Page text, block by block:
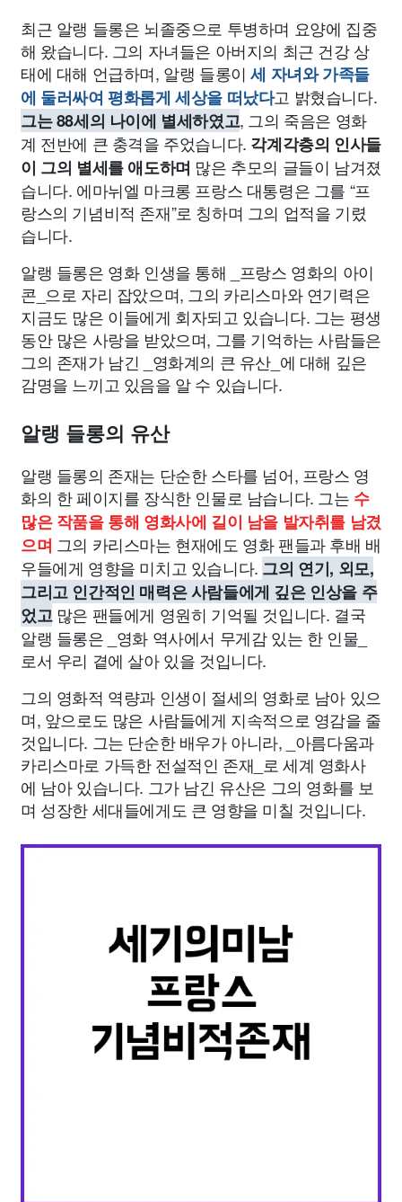
최근 알랭 들롱은 뇌졸중으로 투병하며 요양에 집중
해 왔습니다. 그의 자녀들은 아버지의 최근 건강 상
태에 대해 언급하며, 알랭 들롱이세 자녀와 가족들
에 둘러싸여 평화롭게 세상을 떠났다고 밝혔습니다.
그는 88세의 나이에 별세하였고, 그의 죽음은 영화
계 전반에 큰 충격을 주었습니다. 각계각층의 인사들
이 그의 별세를 애도하며 많은 추모의 글들이 남겨졌
습니다. 에마뉘엘 마크롱 프랑스 대통령은 그를 “프
랑스의 기념비적 존재”로 칭하며 그의 업적을 기렸
습니다.
알랭 들롱은 영화 인생을 통해 _프랑스 영화의 아이
콘_으로 자리 잡았으며, 그의 카리스마와 연기력은
지금도 많은 이들에게 회자되고 있습니다. 그는 평생
동안 많은 사랑을 받았으며, 그를 기억하는 사람들은
그의 존재가 남긴 _영화계의 큰 유산_에 대해 깊은
감명을 느끼고 있음을 알 수 있습니다.
알랭 들롱의 유산
알랭 들롱의 존재는 단순한 스타를 넘어, 프랑스 영
화의 한 페이지를 장식한 인물로 남습니다. 그는 수
많은 작품을 통해 영화사에 길이 남을 발자취를 남겼
으며 그의 카리스마는 현재에도 영화 팬들과 후배 배
우들에게 영향을 미치고 있습니다. 그의 연기, 외모,
그리고 인간적인 매력은 사람들에게 깊은 인상을 주
었고많은 팬들에게 영원히 기억될 것입니다. 결국
알랭 들롱은 _영화 역사에서 무게감 있는 한 인물_
로서 우리 곁에 살아 있을 것입니다.
그의 영화적 역량과 인생이 절세의 영화로 남아 있으
며, 앞으로도 많은 사람들에게 지속적으로 영감을 줄
것입니다. 그는 단순한 배우가 아니라, _아름다움과
카리스마로 가득한 전설적인 존재_로 세계 영화사
에 남아 있습니다. 그가 남긴 유산은 그의 영화를 보
며 성장한 세대들에게도 큰 영향을 미칠 것입니다.